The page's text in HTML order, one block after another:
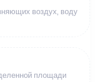
воздух, воду
площади